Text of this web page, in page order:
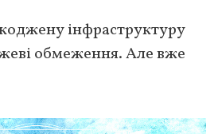
інфраструктуру
обмеження. Але вже